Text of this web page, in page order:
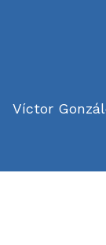
Víctor